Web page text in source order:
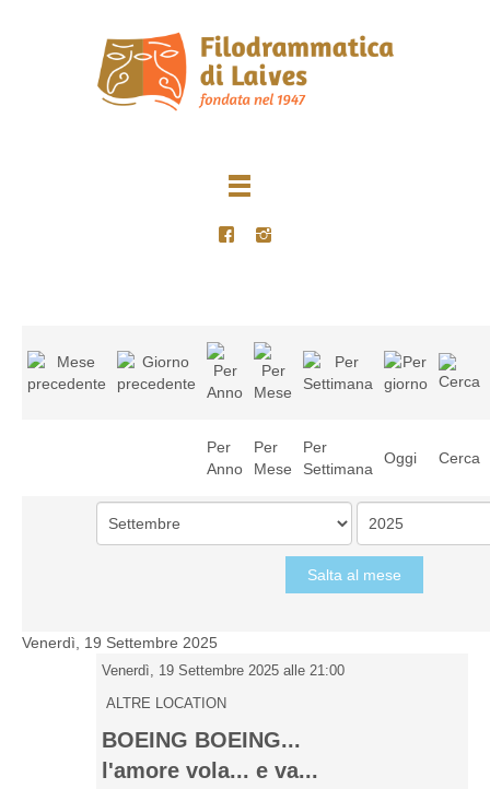
Per
Anno
Per
Mese
Per
Settimana
Oggi Cerca
Salta al mese
Venerdì, 19 Settembre 2025
Venerdì, 19 Settembre 2025 alle 21:00
ALTRE LOCATION
BOEING BOEING...
l'amore vola... e va...